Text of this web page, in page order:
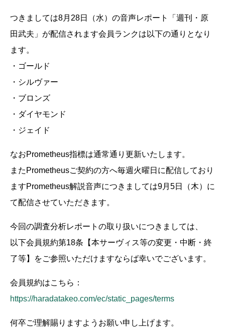
つきましては8月28日（水）の音声レポート「週刊・原
田武夫」が配信されます会員ランクは以下の通りとなり
ます。
・ゴールド
・シルヴァー
・ブロンズ
・ダイヤモンド
・ジェイド
なおPrometheus指標は通常通り更新いたします。
またPrometheusご契約の方へ毎週火曜日に配信しており
ますPrometheus解説音声につきましては9月5日（木）に
て配信させていただきます。
今回の調査分析レポートの取り扱いにつきましては、
以下会員規約第18条【本サーヴィス等の変更・中断・終
了等】をご参照いただけますならば幸いでございます。
会員規約はこちら：
https://haradatakeo.com/ec/static_pages/terms
何卒ご理解賜りますようお願い申し上げます。